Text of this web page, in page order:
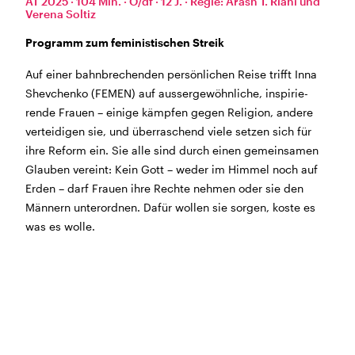
Morgen geschlossen
CINEMA und BÜHNE
45 Min. vor Vorstellungsbeginn(siehe Programm)
Tickets und Gutscheine können an der Kinokasse und
an der Bar gekauft werden.
KASSE und TELEFON
Tel. 056 450 35 65
Verena Soltiz
Programm zum feministischen Streik
Auf einer bahn­bre­chenden persönlichen Reise trifft Inna
Shev­chenko (FEMEN) auf aussergewöhnliche, inspi­rie­
rende Frauen – einige kämpfen gegen Reli­gion, andere
vertei­digen sie, und überra­schend viele setzen sich für
ihre Reform ein. Sie alle sind durch einen gemein­samen
Glauben vereint: Kein Gott – weder im Himmel noch auf
Erden – darf Frauen ihre Rechte nehmen oder sie den
Männern unter­ordnen. Dafür wollen sie sorgen, koste es
was es wolle.